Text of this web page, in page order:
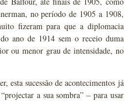
no período de 1905 a 1908,
fizeram para que a diplomacia
ano de 1914 sem o receio duma
ou menor grau de intensidade, no
esta sucessão de acontecimentos já
a sua sombra” – para usar